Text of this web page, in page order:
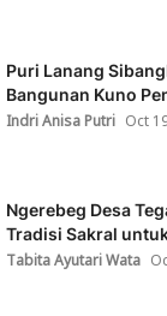
Puri Lanang
Bangunan Kuno
Indri Anisa Putri Oct
Ngerebeg Desa
Tradisi Sakral
Tabita Ayutari Wata